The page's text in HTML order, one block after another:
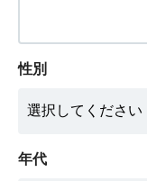
性別
年代